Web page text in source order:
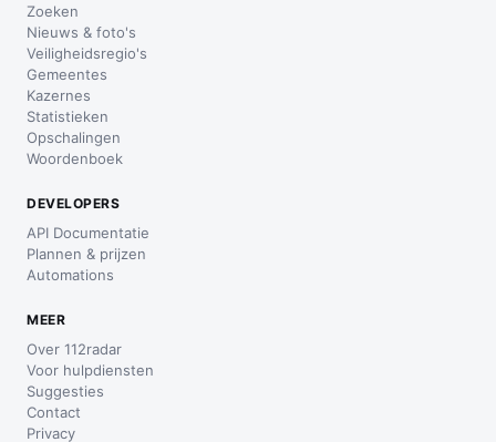
Zoeken
Nieuws & foto's
Veiligheidsregio's
Gemeentes
Kazernes
Statistieken
Opschalingen
Woordenboek
DEVELOPERS
API Documentatie
Plannen & prijzen
Automations
MEER
Over 112radar
Voor hulpdiensten
Suggesties
Contact
Privacy